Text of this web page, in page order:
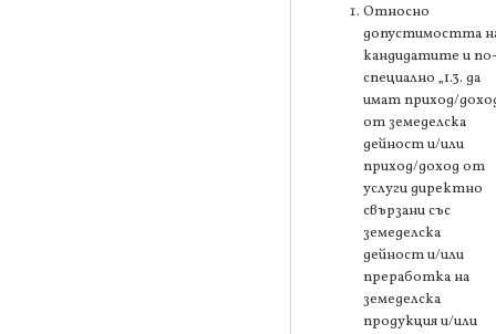
Относно
допустимостта
кандидатите и по-
специално „1.3. да
имат приход/
от земеделска
дейност и/или
приход/доход от
услуги директно
свързани със
земеделска
дейност и/или
преработка на
земеделска
продукция и/или